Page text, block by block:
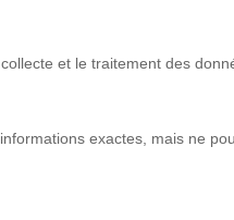
et le traitement des
exactes, mais ne